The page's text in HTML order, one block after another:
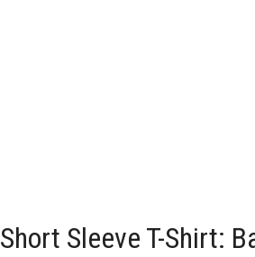
Sleeve T-Shirt: